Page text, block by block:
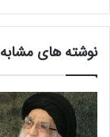
غ
غ
ص
ل
ق
د
د
ر
نوشته های مشابه